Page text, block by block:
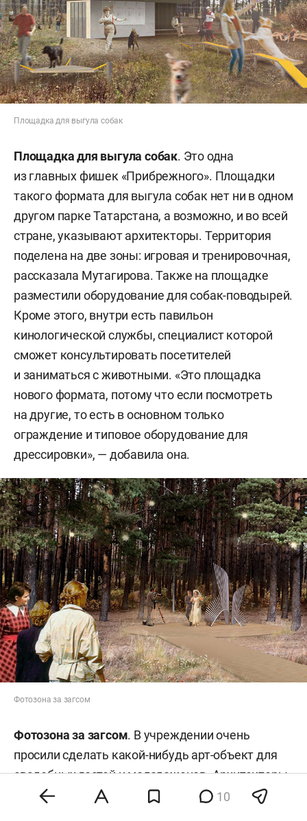
Площадка для выгула собак
Площадка для выгула собак. Это одна
из главных фишек «Прибрежного». Площадки
такого формата для выгула собак нет ни в одном
другом парке Татарстана, а возможно, и во всей
стране, указывают архитекторы. Территория
поделена на две зоны: игровая и тренировочная,
рассказала Мутагирова. Также на площадке
разместили оборудование для собак-поводырей.
Кроме этого, внутри есть павильон
кинологической службы, специалист которой
сможет консультировать посетителей
и заниматься с животными. «Это площадка
нового формата, потому что если посмотреть
на другие, то есть в основном только
ограждение и типовое оборудование для
дрессировки», — добавила она.
Фотозона за загсом
Фотозона за загсом. В учреждении очень
просили сделать какой-нибудь арт-объект для
свадебных гостей и молодоженов. Архитекторы
создали фотозону «Аксонометрия». Положили
10